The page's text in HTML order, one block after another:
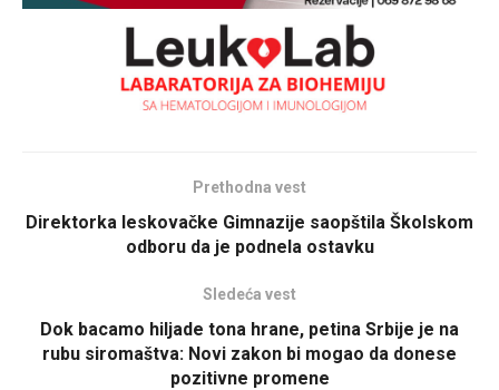
Prethodna vest
Direktorka leskovačke Gimnazije saopštila Školskom
odboru da je podnela ostavku
Sledeća vest
Dok bacamo hiljade tona hrane, petina Srbije je na
rubu siromaštva: Novi zakon bi mogao da donese
pozitivne promene